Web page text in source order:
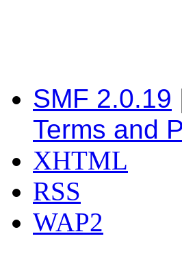
SMF 2.0.19
Terms and
XHTML
RSS
WAP2